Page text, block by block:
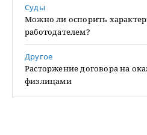
Суды
Можно ли оспорить
работодателем?
Другое
Расторжение договора на
физлицами